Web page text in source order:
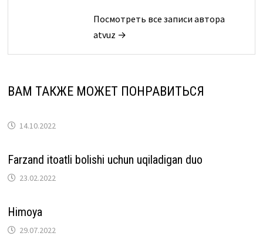
Посмотреть все записи автора
atvuz →
ВАМ ТАКЖЕ МОЖЕТ ПОНРАВИТЬСЯ
14.10.2022
Farzand itoatli bolishi uchun uqiladigan duo
23.02.2022
Himoya
29.07.2022